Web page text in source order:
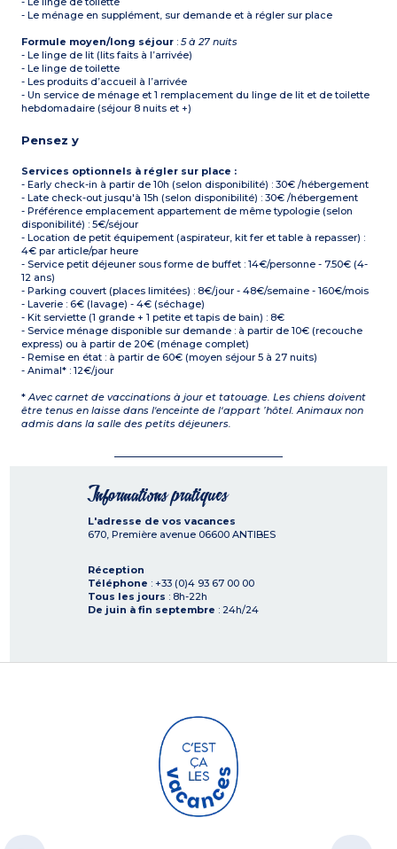
- Le ménage en supplément, sur demande et à régler sur place
Formule moyen/long séjour :5 à 27 nuits
- Le linge de lit (lits faits à l’arrivée)
- Le linge de toilette
- Les produits d’accueil à l’arrivée
- Un service de ménage et 1 remplacement du linge de lit et de toilette
hebdomadaire (séjour 8 nuits et +)
Pensez y
Services optionnels à régler sur place :
- Early check-in à partir de 10h (selon disponibilité) : 30€ /hébergement
- Late check-out jusqu'à 15h (selon disponibilité) : 30€ /hébergement
- Préférence emplacement appartement de même typologie (selon
disponibilité) : 5€/séjour
- Location de petit équipement (aspirateur, kit fer et table à repasser) :
4€ par article/par heure
- Service petit déjeuner sous forme de buffet : 14€/personne - 7.50€ (4-
12 ans)
- Parking couvert (places limitées) : 8€/jour - 48€/semaine - 160€/mois
- Laverie : 6€ (lavage) - 4€ (séchage)
- Kit serviette (1 grande + 1 petite et tapis de bain) : 8€
- Service ménage disponible sur demande : à partir de 10€ (recouche
express) ou à partir de 20€ (ménage complet)
- Remise en état : à partir de 60€ (moyen séjour 5 à 27 nuits)
- Animal* : 12€/jour
*Avec carnet de vaccinations à jour et tatouage. Les chiens doivent
être tenus en laisse dans l'enceinte de l‘appart ’hôtel. Animaux non
admis dans la salle des petits déjeuners.
Informations pratiques
L'adresse de vos vacances
670, Première avenue 06600 ANTIBES
Réception
Téléphone : +33 (0)4 93 67 00 00
Tous les jours : 8h-22h
De juin à fin septembre : 24h/24